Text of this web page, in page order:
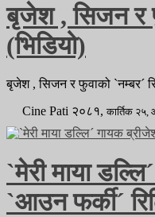
बृजेश , सिजन र
(भिडियो)
बृजेश , सिजन र फुवाको `नम्बर´
Cine Pati २०८१, कार्तिक २५,
`मेरी माया
`आउन फर्की´